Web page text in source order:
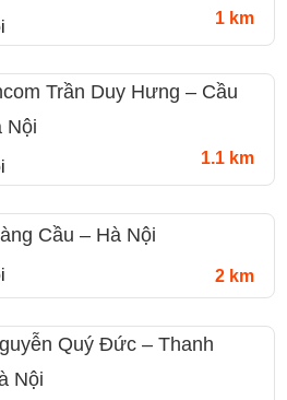
1 km
Trần Duy Hưng – Cầu
Nội
1.1 km
Cầu – Hà Nội
2 km
Quý Đức – Thanh
Nội